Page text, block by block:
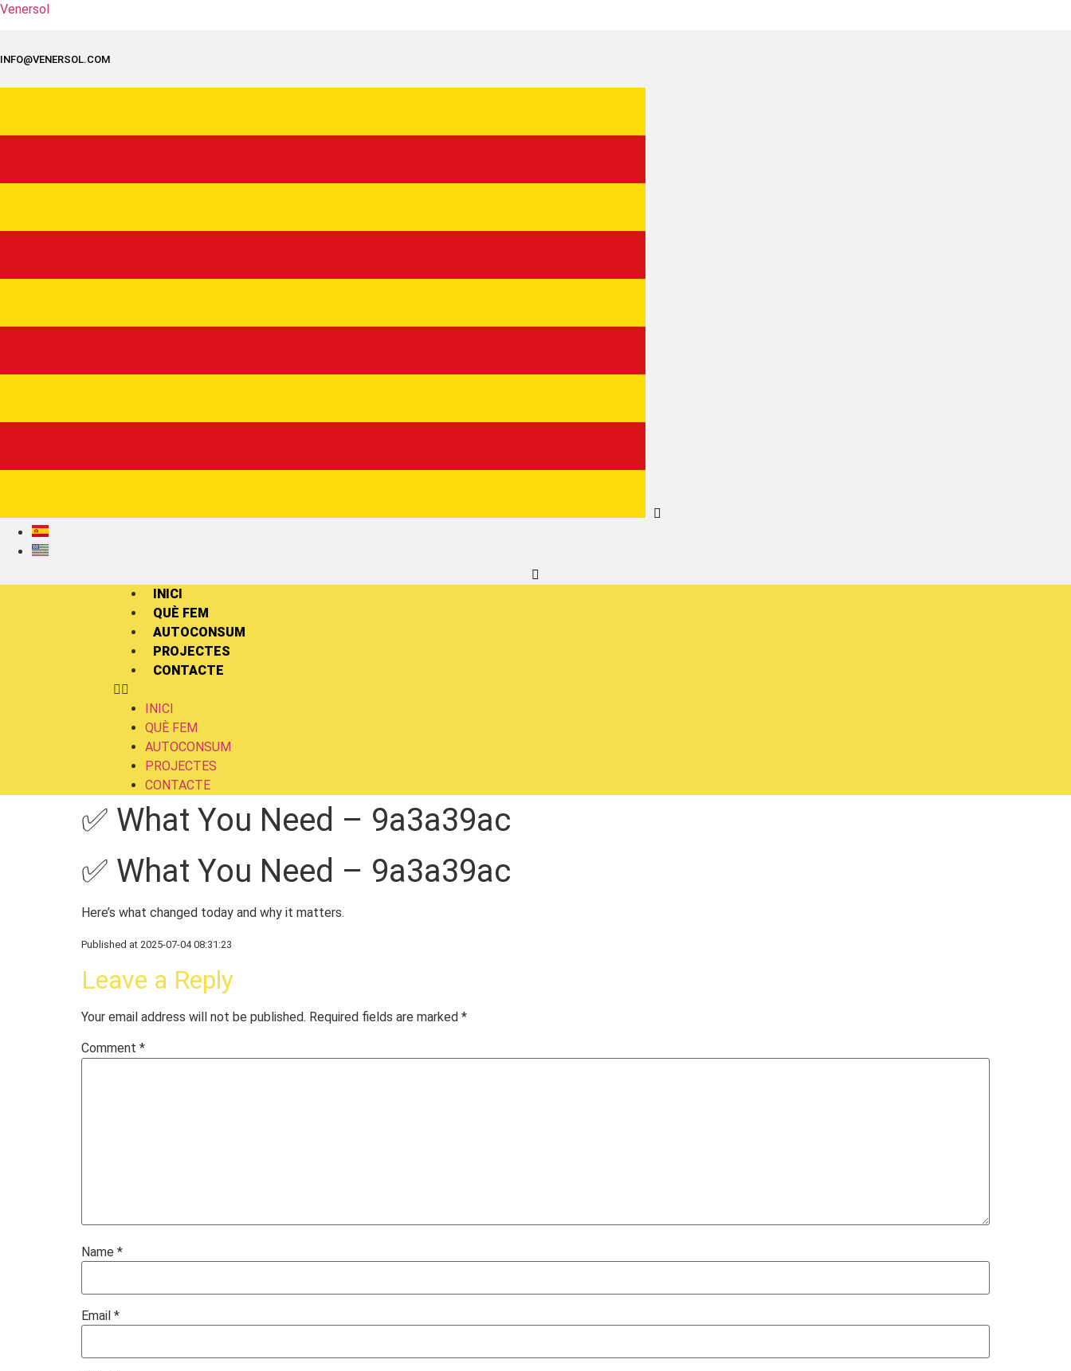
Venersol
INFO@VENERSOL.COM
INICI
QUÈ FEM
AUTOCONSUM
PROJECTES
CONTACTE
INICI
QUÈ FEM
AUTOCONSUM
PROJECTES
CONTACTE
✅ What You Need – 9a3a39ac
✅ What You Need – 9a3a39ac
Here’s what changed today and why it matters.
Published at 2025-07-04 08:31:23
Leave a Reply
Your email address will not be published. Required fields are marked *
Comment *
Name *
Email *